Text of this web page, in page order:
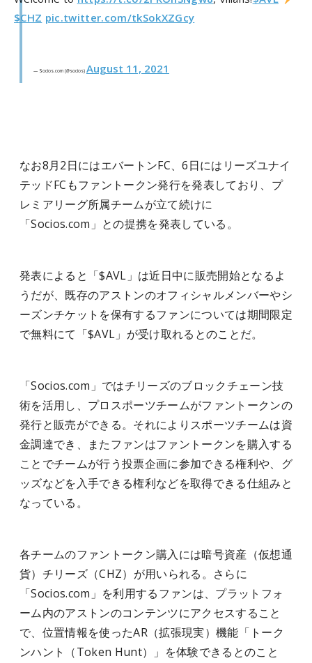
$CHZ pic.twitter.com/tkSokXZGcy
— Socios.com (@socios) August 11, 2021
なお8月2日にはエバートンFC、6日にはリーズユナイ
テッドFCもファントークン発行を発表しており、プ
レミアリーグ所属チームが立て続けに
「Socios.com」との提携を発表している。
発表によると「$AVL」は近日中に販売開始となるよ
うだが、既存のアストンのオフィシャルメンバーやシ
ーズンチケットを保有するファンについては期間限定
で無料にて「$AVL」が受け取れるとのことだ。
「Socios.com」ではチリーズのブロックチェーン技
術を活用し、プロスポーツチームがファントークンの
発行と販売ができる。それによりスポーツチームは資
金調達でき、またファンはファントークンを購入する
ことでチームが行う投票企画に参加できる権利や、グ
ッズなどを入手できる権利などを取得できる仕組みと
なっている。
各チームのファントークン購入には暗号資産（仮想通
貨）チリーズ（CHZ）が用いられる。さらに
「Socios.com」を利用するファンは、プラットフォ
ーム内のアストンのコンテンツにアクセスすること
で、位置情報を使ったAR（拡張現実）機能「トーク
ンハント（Token Hunt）」を体験できるとのこと